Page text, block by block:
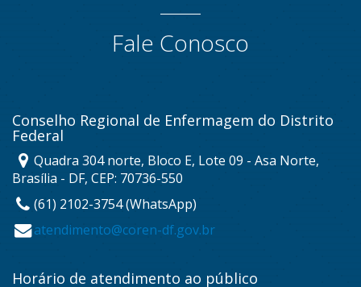
Fale Conosco
Conselho Regional de Enfermagem do Distrito
Federal
Quadra 304 norte, Bloco E, Lote 09 - Asa Norte,
Brasília - DF, CEP: 70736-550
(61) 2102-3754 (WhatsApp)
atendimento@coren-df.gov.br
Horário de atendimento ao público